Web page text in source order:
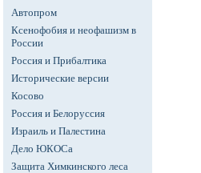
Автопром
Ксенофобия и неофашизм в
России
Россия и Прибалтика
Исторические версии
Косово
Россия и Белоруссия
Израиль и Палестина
Дело ЮКОСа
Защита Химкинского леса